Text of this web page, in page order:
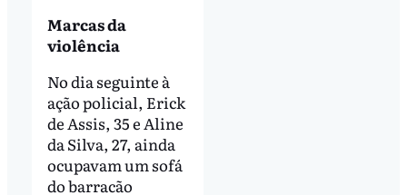
Marcas da
violência
No dia seguinte à
ação policial, Erick
de Assis, 35 e Aline
da Silva, 27, ainda
ocupavam um sofá
do barracão